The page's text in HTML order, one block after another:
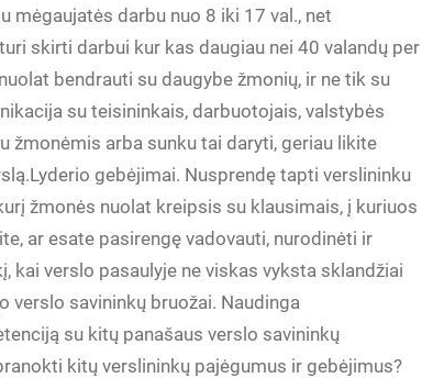
mėgaujatės darbu nuo 8 iki 17 val., net
skirti darbui kur kas daugiau nei 40 valandų per
bendrauti su daugybe žmonių, ir ne tik su
su teisininkais, darbuotojais, valstybės
žmonėmis arba sunku tai daryti, geriau likite
gebėjimai. Nusprendę tapti verslininku
žmonės nuolat kreipsis su klausimais, į kuriuos
ar esate pasirengę vadovauti, nurodinėti ir
verslo pasaulyje ne viskas vyksta sklandžiai
verslo savininkų bruožai. Naudinga
su kitų panašaus verslo savininkų
kitų verslininkų pajėgumus ir gebėjimus?